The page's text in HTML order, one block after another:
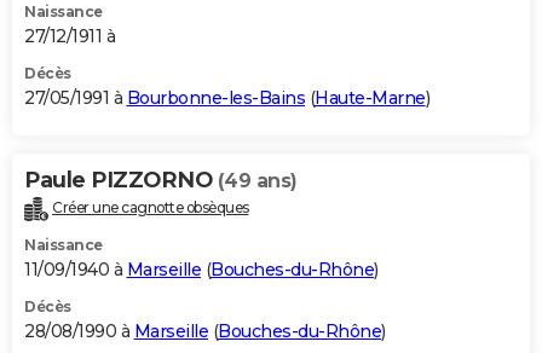
Naissance
27/12/1911 à
Décès
27/05/1991 à Bourbonne-les-Bains (Haute-Marne)
Paule PIZZORNO (49 ans)
Créer une cagnotte obsèques
Naissance
11/09/1940 à Marseille (Bouches-du-Rhône)
Décès
28/08/1990 à Marseille (Bouches-du-Rhône)